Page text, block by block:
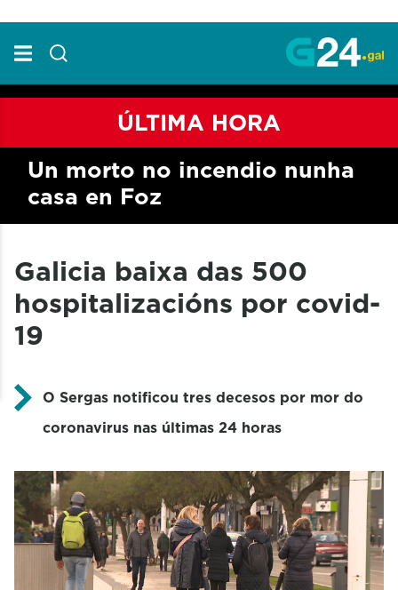
ÚLTIMA HORA
Un morto no incendio nunha
casa en Foz
Galicia baixa das 500
hospitalizacións por covid-
19
O Sergas notificou tres decesos por mor do
coronavirus nas últimas 24 horas